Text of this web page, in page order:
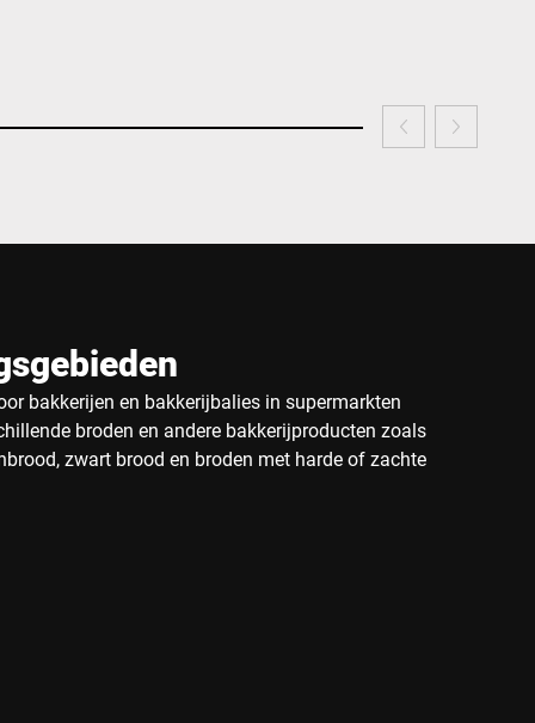
bakkerijen en bakkerijbalies in supermarkten
broden en andere bakkerijproducten zoals
zwart brood en broden met harde of zachte